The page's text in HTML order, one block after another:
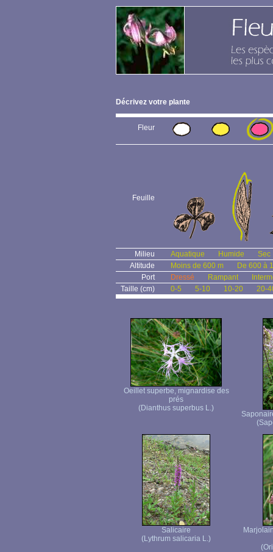
Décrivez votre plante
Fleur
Feuille
Milieu Aquatique Humide
Sec
Altitude
Moins de 600 m
De 600 à
Port
Dressé Rampant
Taille (cm)
0-5 5-10 10-20 20-
Oeillet superbe, mignardise des
prés
(Dianthus superbus L.)
Salicaire
(Lythrum salicaria L.)